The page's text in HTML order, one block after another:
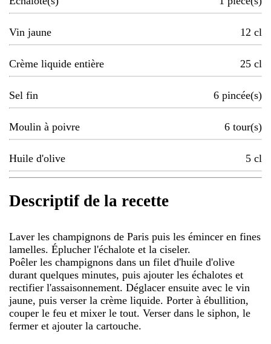
Vin jaune 12 cl
Crème liquide entière 25 cl
Sel fin 6 pincée(s)
Moulin à poivre 6 tour(s)
Huile d'olive 5 cl
Descriptif de la recette
Laver les champignons de Paris puis les émincer en fines
lamelles. Éplucher l'échalote et la ciseler.
Poêler les champignons dans un filet d'huile d'olive
durant quelques minutes, puis ajouter les échalotes et
rectifier l'assaisonnement. Déglacer ensuite avec le vin
jaune, puis verser la crème liquide. Porter à ébullition,
couper le feu et mixer le tout. Verser dans le siphon, le
fermer et ajouter la cartouche.